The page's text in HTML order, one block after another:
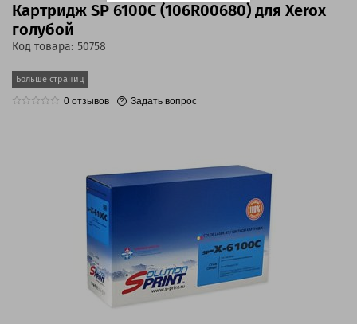
Картридж SP 6100C (106R00680) для Xerox
голубой
Код товара: 50758
Больше страниц
0 отзывов Задать вопрос